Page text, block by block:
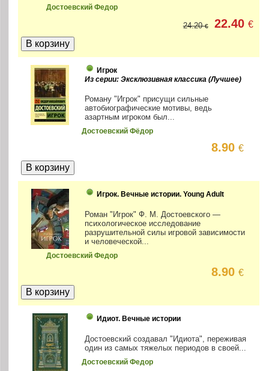
Достоевский Федор
24.20€ 22.40€
Игрок
Из серии: Эксклюзивная классика (Лучшее)
Роману "Игрок" присущи сильные
автобиографические мотивы, ведь
азартным игроком был...
Достоевский Фёдор
8.90€
Игрок. Вечные истории. Young Adult
Роман "Игрок" Ф. М. Достоевского —
психологическое исследование
разрушительной силы игровой зависимости
и человеческой...
Достоевский Федор
8.90€
Идиот. Вечные истории
Достоевский создавал "Идиота", переживая
один из самых тяжелых периодов в своей...
Достоевский Федор